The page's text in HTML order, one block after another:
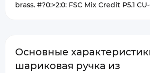
brass. #?0:>2:0: FSC Mix Credit P5.1
Основные
шариковая ручка из